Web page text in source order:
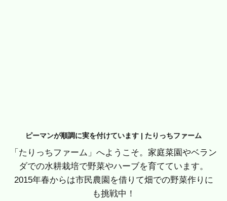
ピーマンが順調に実を付けています | たりっちファーム
「たりっちファーム」へようこそ。家庭菜園やベラン
ダでの水耕栽培で野菜やハーブを育てています。
2015年春からは市民農園を借りて畑での野菜作りに
も挑戦中！